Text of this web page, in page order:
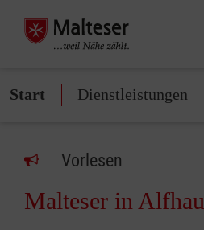
Start Dienstleistungen
Vorlesen
Malteser in